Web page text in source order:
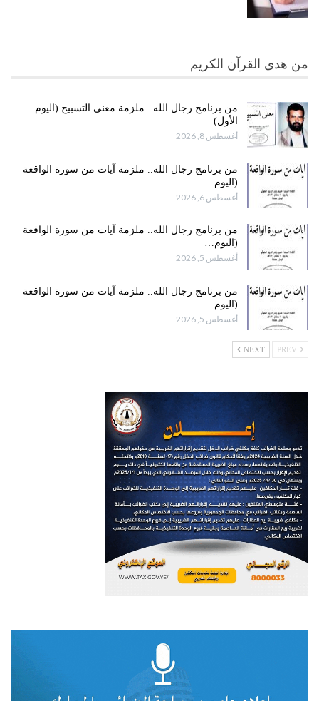
من هدى القرآن الكريم
من برنامج رجال الله.. ملزمة معنى التسبيح (اليوم
الأول)
أغسطس 8, 2026
من برنامج رجال الله.. ملزمة آيات من سورة الواقعة
(اليوم…
أغسطس 6, 2026
من برنامج رجال الله.. ملزمة آيات من سورة الواقعة
(اليوم…
أغسطس 5, 2026
من برنامج رجال الله.. ملزمة آيات من سورة الواقعة
(اليوم…
أغسطس 5, 2026
NEXT